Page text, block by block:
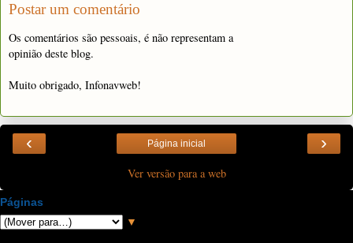
Postar um comentário
Os comentários são pessoais, é não representam a
opinião deste blog.
Muito obrigado, Infonavweb!
‹ ›
Página inicial
Ver versão para a web
Páginas
▼